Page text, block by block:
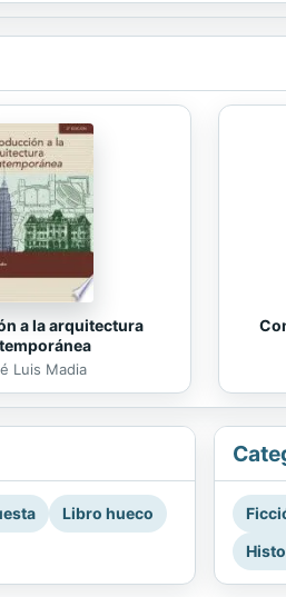
a la arquitectura
Luis Madia
Libro hueco